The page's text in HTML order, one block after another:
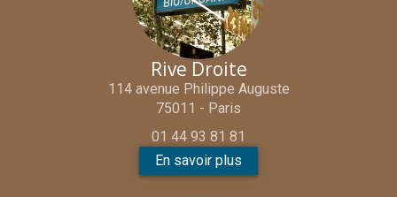
Rive Droite
114 avenue Philippe Auguste
75011 - Paris
01 44 93 81 81
En savoir plus